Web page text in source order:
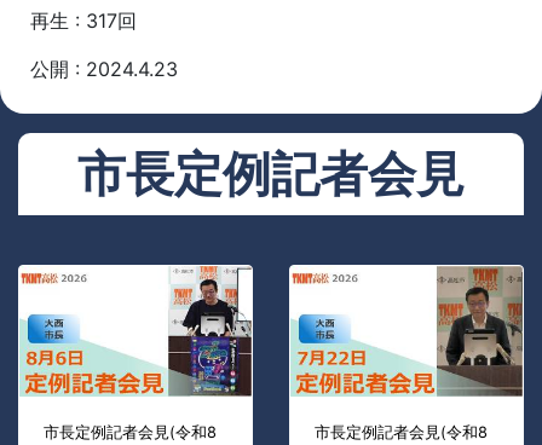
再生 : 317回
公開 : 2024.4.23
市長定例記者会見
市長定例記者会見(令和8
市長定例記者会見(令和8